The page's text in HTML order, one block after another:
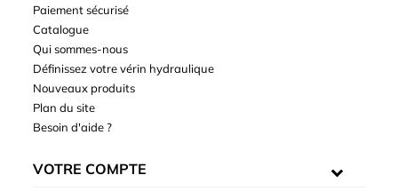
Paiement sécurisé
Catalogue
Qui sommes-nous
Définissez votre vérin hydraulique
Nouveaux produits
Plan du site
Besoin d'aide ?
VOTRE COMPTE